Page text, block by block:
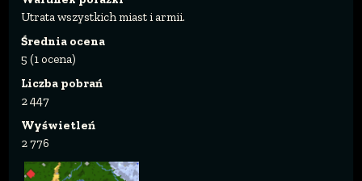
Utrata wszystkich miast i armii.
Średnia ocena
5 (1 ocena)
Liczba pobrań
2 447
Wyświetleń
2 776